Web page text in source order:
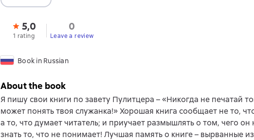
5,0
1 rating
0
Leave a review
Book in Russian
About the book
Я пишу свои книги по завету Пулитцера – «Никогда не печатай
может понять твоя служанка!» Хорошая книга сообщает не то,
а то, что думает читатель; и приучает размышлять о том, чего он
знать то, что не понимает! Лучшая память о книге – вырванные